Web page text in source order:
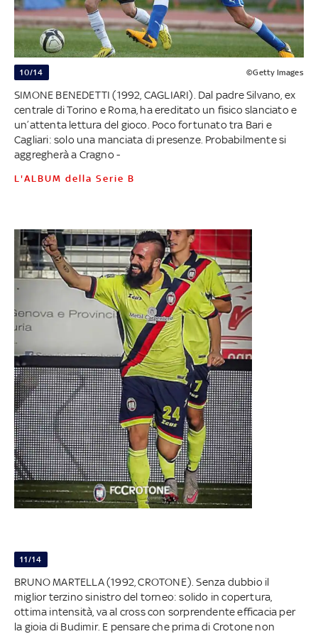
10/14 ©Getty Images
SIMONE BENEDETTI (1992, CAGLIARI). Dal padre Silvano, ex
centrale di Torino e Roma, ha ereditato un fisico slanciato e
un’attenta lettura del gioco. Poco fortunato tra Bari e
Cagliari: solo una manciata di presenze. Probabilmente si
aggregherà a Cragno -
L'ALBUM della Serie B
11/14
BRUNO MARTELLA (1992, CROTONE). Senza dubbio il
miglior terzino sinistro del torneo: solido in copertura,
ottima intensità, va al cross con sorprendente efficacia per
la gioia di Budimir. E pensare che prima di Crotone non